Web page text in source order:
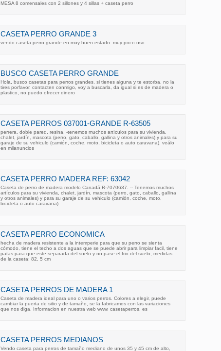
MESA 8 comensales con 2 sillones y 4 sillas + caseta perro
CASETA PERRO GRANDE 3
vendo caseta perro grande en muy buen estado. muy poco uso
BUSCO CASETA PERRO GRANDE
Hola, busco casetas para perros grandes, si tienes alguna y te estorba, no la
tires porfavor, contacten conmigo, voy a buscarla, da igual si es de madera o
plastico, no puedo ofrecer dinero
CASETA PERROS 037001-GRANDE R-63505
perrera, doble pared, resina, -tenemos muchos artículos para su vivienda,
chalet, jardín, mascota (perro, gato, caballo, gallina y otros animales) y para su
garaje de su vehiculo (camión, coche, moto, bicicleta o auto caravana). veálo
en milanuncios
CASETA PERRO MADERA REF: 63042
Caseta de perro de madera modelo Canadá R-7070637. -- Tenemos muchos
artículos para su vivienda, chalet, jardín, mascota (perro, gato, caballo, gallina
y otros animales) y para su garaje de su vehiculo (camión, coche, moto,
bicicleta o auto caravana)
CASETA PERRO ECONOMICA
hecha de madera resistente a la intemperie para que su perro se sienta
cómodo, tiene el techo a dos aguas que se puede abrir para limpiar facil, tiene
patas para que este separada del suelo y no pase el frio del suelo, medidas
de la caseta: 82, 5 cm
CASETA PERROS DE MADERA 1
Caseta de madera ideal para uno o varios perros. Colores a elegir, puede
cambiar la puerta de sitio y de tamaño, se la fabricamos con las variaciones
que nos diga. Informacion en nuestra web www. casetaperros. es
CASETA PERROS MEDIANOS
Vendo caseta para perros de tamaño mediano de unos 35 y 45 cm de alto,